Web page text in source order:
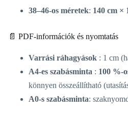
38–46-os méretek: 140 cm ×
📄 PDF-információk és nyomtatás
Varrási ráhagyások : 1 cm
A4-es szabásminta : 100 %-
könnyen összeállítható
A0-s szabásminta: